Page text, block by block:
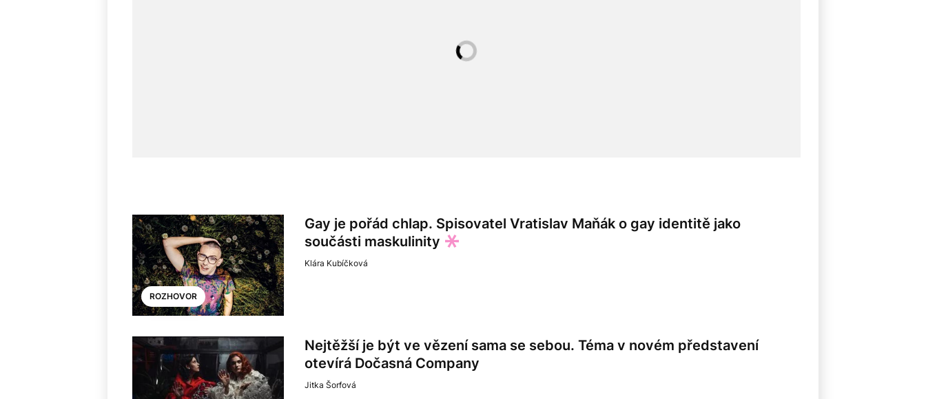
ROZHOVOR
Gay je pořád chlap. Spisovatel Vratislav Maňák o gay identitě jako
součásti maskulinity
Klára Kubíčková
Nejtěžší je být ve vězení sama se sebou. Téma v novém představení
otevírá Dočasná Company
Jitka Šorfová